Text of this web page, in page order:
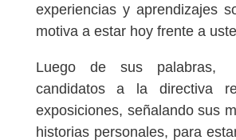
experiencias y aprendizajes
motiva a estar hoy frente a
Luego de sus palabras,
candidatos a la directiva
exposiciones, señalando sus
historias personales, para